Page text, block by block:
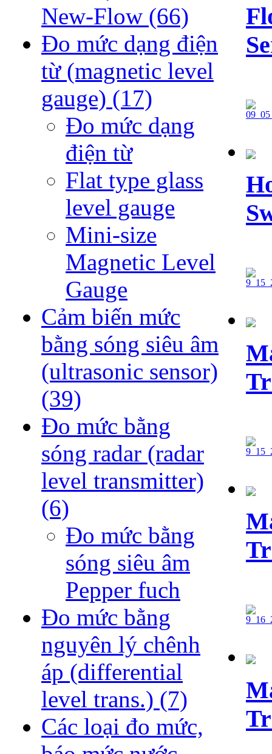
New-Flow (66)
Đo mức dạng điện
từ (magnetic level
gauge) (17)
Đo mức dạng
điện từ
Flat type glass
level gauge
Mini-size
Magnetic Level
Gauge
Cảm biến mức
bằng sóng siêu âm
(ultrasonic sensor)
(39)
Đo mức bằng
sóng radar (radar
level transmitter)
(6)
Đo mức bằng
sóng siêu âm
Pepper fuch
Đo mức bằng
nguyên lý chênh
áp (differential
level trans.) (7)
Các loại đo mức,